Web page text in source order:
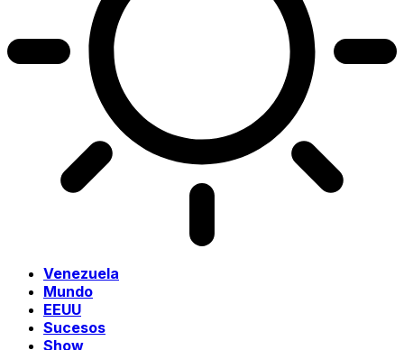
Venezuela
Mundo
EEUU
Sucesos
Show